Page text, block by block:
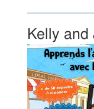
Kelly and